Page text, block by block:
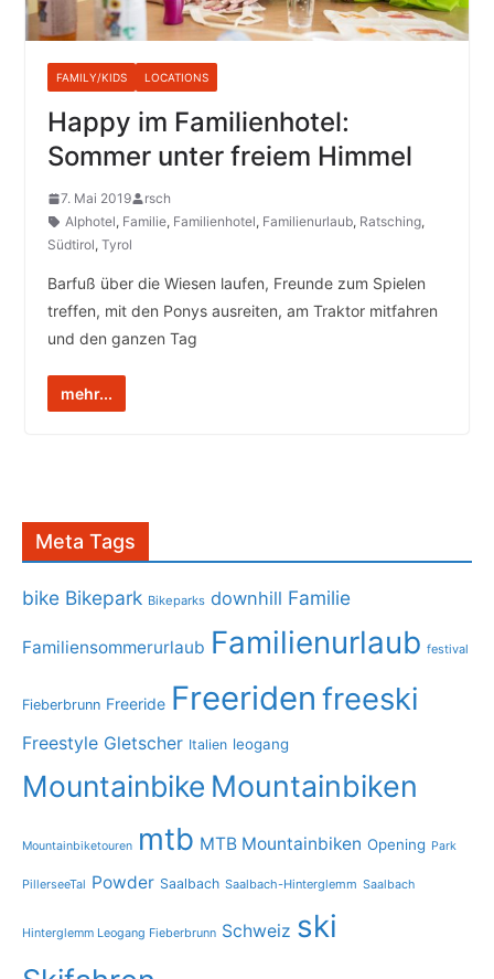
FAMILY/KIDS LOCATIONS
Happy im Familienhotel:
Sommer unter freiem Himmel
7. Mai 2019
rsch
Alphotel, Familie, Familienhotel, Familienurlaub, Ratsching,
Südtirol, Tyrol
Barfuß über die Wiesen laufen, Freunde zum Spielen
treffen, mit den Ponys ausreiten, am Traktor mitfahren
und den ganzen Tag
mehr...
Meta Tags
bike Bikepark Bikeparks downhill Familie
Familiensommerurlaub Familienurlaub festival
Fieberbrunn Freeride Freeriden freeski
Freestyle Gletscher Italien leogang
Mountainbike Mountainbiken
Mountainbiketouren mtb MTB Mountainbiken Opening Park
PillerseeTal Powder Saalbach Saalbach-Hinterglemm Saalbach
Hinterglemm Leogang Fieberbrunn Schweiz ski